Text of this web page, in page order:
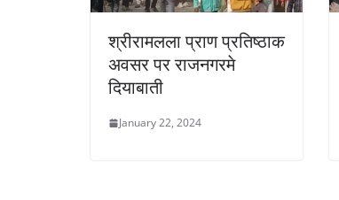
श्रीरामलला प्राण प्रतिष्ठाक
अवसर पर राजनगरमे
दियाबाती
January 22, 2024